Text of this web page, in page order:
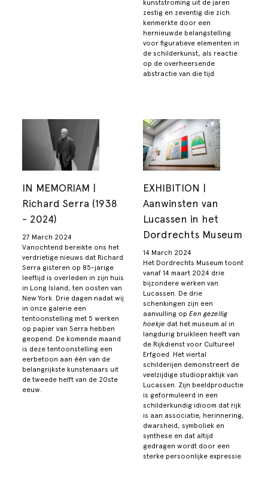
kunststroming uit de jaren
zestig en zeventig die zich
kenmerkte door een
hernieuwde belangstelling
voor figuratieve elementen in
de schilderkunst, als reactie
op de overheersende
abstractie van die tijd.
IN MEMORIAM |
Richard Serra (1938
- 2024)
27 March 2024
Vanochtend bereikte ons het
verdrietige nieuws dat Richard
Serra gisteren op 85-jarige
leeftijd is overleden in zijn huis
in Long Island, ten oosten van
New York. Drie dagen nadat wij
in onze galerie een
tentoonstelling met 5 werken
op papier van Serra hebben
geopend. De komende maand
is deze tentoonstelling een
eerbetoon aan één van de
belangrijkste kunstenaars uit
de tweede helft van de 20ste
eeuw.
EXHIBITION |
Aanwinsten van
Lucassen in het
Dordrechts Museum
14 March 2024
Het Dordrechts Museum toont
vanaf 14 maart 2024 drie
bijzondere werken van
Lucassen. De drie
schenkingen zijn een
aanvulling op Een gezellig
hoekje dat het museum al in
langdurig bruikleen heeft van
de Rijkdienst voor Cultureel
Erfgoed. Het viertal
schilderijen demonstreert de
veelzijdige studiopraktijk van
Lucassen. Zijn beeldproductie
is geformuleerd in een
schilderkundig idioom dat rijk
is aan associatie, herinnering,
dwarsheid, symboliek en
synthese en dat altijd
gedragen wordt door een
sterke persoonlijke expressie.